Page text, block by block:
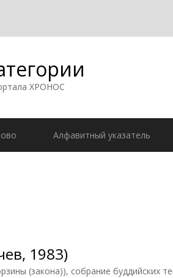
ХРОНОС
Алфавитный указатель
1983)
(закона)), собрание буддийских